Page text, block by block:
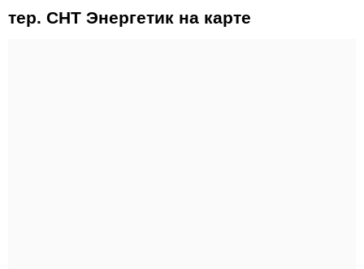
тер. СНТ Энергетик на карте